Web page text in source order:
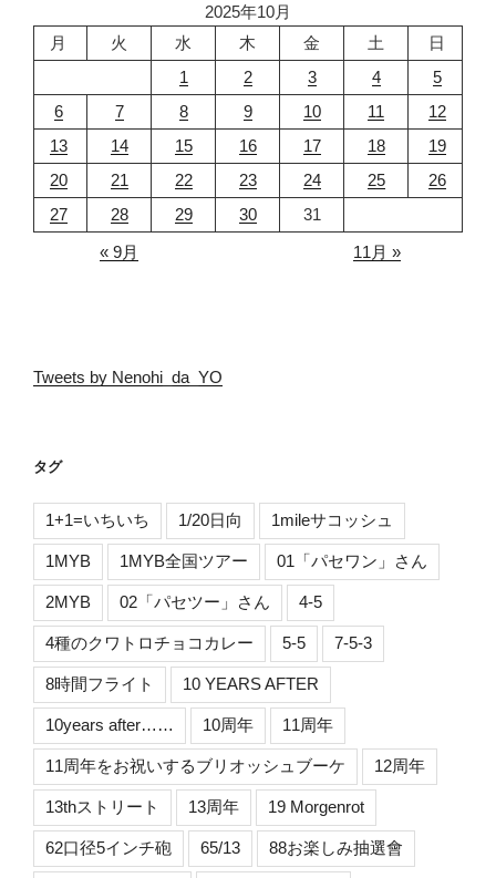
2025年10月
月
火 水 木 金 土
日
1
2 3 4
5
6
7 8 9 10 11
12
13
14 15 16 17 18
19
20
21 22 23 24 25
26
27
28 29 30
31
« 9月
11月 »
Tweets by Nenohi_da_YO
タグ
1+1=いちいち 1/20日向 1mileサコッシュ
1MYB 1MYB全国ツアー 01「パセワン」さん
2MYB 02「パセツー」さん 4-5
4種のクワトロチョコカレー 5-5 7-5-3
8時間フライト 10 YEARS AFTER
10years after…… 10周年 11周年
11周年をお祝いするブリオッシュブーケ 12周年
13thストリート 13周年 19 Morgenrot
62口径5インチ砲 65/13 88お楽しみ抽選會